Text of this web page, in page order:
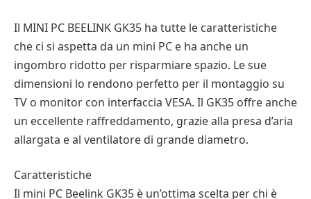
Il MINI PC BEELINK GK35 ha tutte le caratteristiche
che ci si aspetta da un mini PC e ha anche un
ingombro ridotto per risparmiare spazio. Le sue
dimensioni lo rendono perfetto per il montaggio su
TV o monitor con interfaccia VESA. Il GK35 offre anche
un eccellente raffreddamento, grazie alla presa d’aria
allargata e al ventilatore di grande diametro.
Caratteristiche
Il mini PC Beelink GK35 è un’ottima scelta per chi è